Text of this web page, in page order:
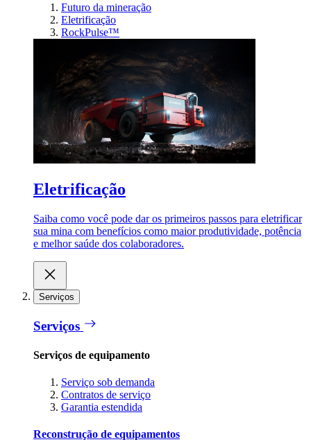
Futuro da mineração
Eletrificação
RockPulse™
Eletrificação
Saiba como você pode dar os primeiros passos para eletrificar
sua mina com benefícios como maior produtividade, potência
e melhor saúde dos colaboradores.
Serviços
Serviços
Serviços de equipamento
Serviço sob demanda
Contratos de serviço
Garantia estendida
Reconstrução de equipamentos